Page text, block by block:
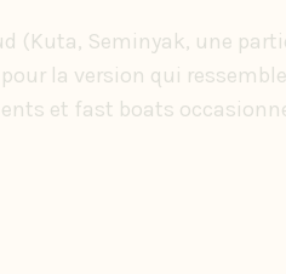
(Kuta, Seminyak, une
la version qui
et fast boats